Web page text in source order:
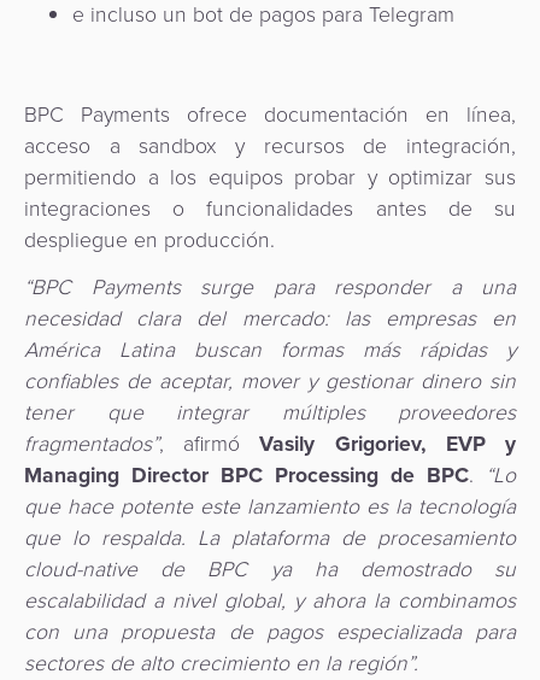
e incluso un bot de pagos para Telegram
BPC Payments ofrece documentación en línea,
acceso a sandbox y recursos de integración,
permitiendo a los equipos probar y optimizar sus
integraciones o funcionalidades antes de su
despliegue en producción.
“BPC Payments surge para responder a una
necesidad clara del mercado: las empresas en
América Latina buscan formas más rápidas y
confiables de aceptar, mover y gestionar dinero sin
tener que integrar múltiples proveedores
fragmentados”, afirmóVasily Grigoriev, EVP y
Managing Director BPC Processing de BPC. “Lo
que hace potente este lanzamiento es la tecnología
que lo respalda. La plataforma de procesamiento
cloud-native de BPC ya ha demostrado su
escalabilidad a nivel global, y ahora la combinamos
con una propuesta de pagos especializada para
sectores de alto crecimiento en la región”.